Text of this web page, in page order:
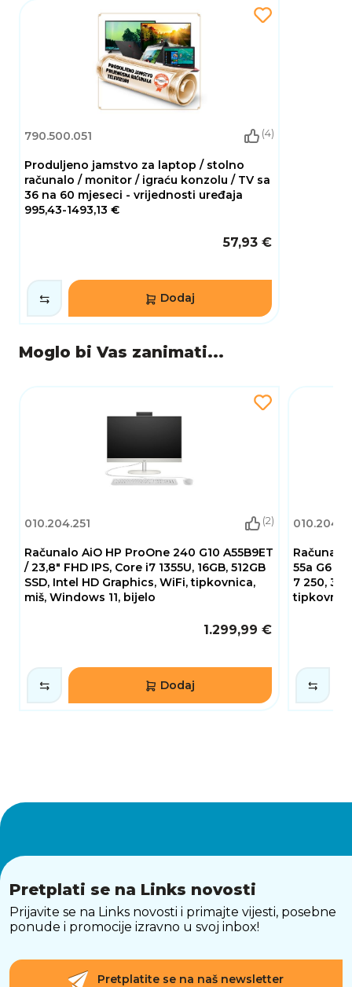
korisnike koji traže pouzdano, snažno i estetski
privlačno All-in-One rješenje za svakodnevne i
profesionalne zadatke.
790.500.051 (4)
Produljeno jamstvo za laptop / stolno
računalo / monitor / igraću konzolu / TV sa
36 na 60 mjeseci - vrijednosti uređaja
995,43-1493,13 €
57,93 €
Dodaj
Moglo bi Vas zanimati...
010.204.251 (2)
Računalo AiO HP ProOne 240 G10 A55B9ET
/ 23,8" FHD IPS, Core i7 1355U, 16GB, 512GB
SSD, Intel HD Graphics, WiFi, tipkovnica,
miš, Windows 11, bijelo
1.299,99 €
Dodaj
Računalo
55a G6
7 250,
Pretplati se na Links novosti
Prijavite se na Links novosti i primajte vijesti, posebne
ponude i promocije izravno u svoj inbox!
Pretplatite se na naš newsletter